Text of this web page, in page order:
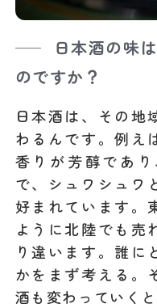
日本酒の味
のですか？
日本酒は、その地
わるんです。例え
香りが芳醇であ
で、シュワシュワ
好まれています。
ように北陸でも売
り違います。誰に
かをまず考える。
酒も変わっていくと